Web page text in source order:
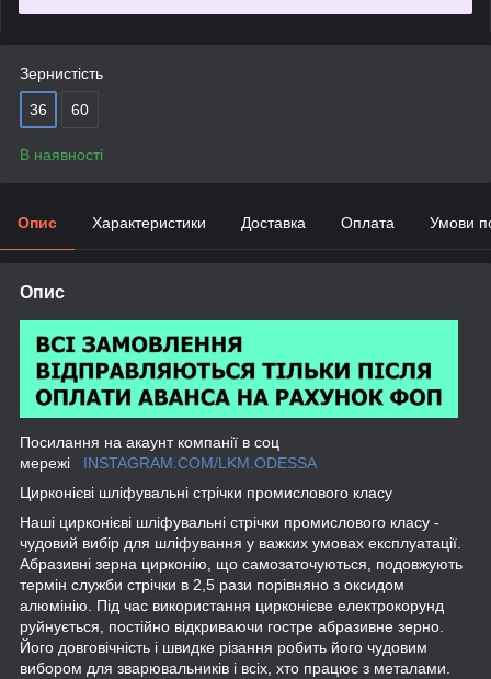
Зернистість
36 60
В наявності
Опис Характеристики Доставка Оплата Умови
Опис
Посилання на акаунт компанії в соц
мережі INSTAGRAM.COM/LKM.ODESSA
Цирконієві шліфувальні стрічки промислового класу
Наші цирконієві шліфувальні стрічки промислового класу -
чудовий вибір для шліфування у важких умовах експлуатації.
Абразивні зерна цирконію, що самозаточуються, подовжують
термін служби стрічки в 2,5 рази порівняно з оксидом
алюмінію. Під час використання цирконієве електрокорунд
руйнується, постійно відкриваючи гостре абразивне зерно.
Його довговічність і швидке різання робить його чудовим
вибором для зварювальників і всіх, хто працює з металами.